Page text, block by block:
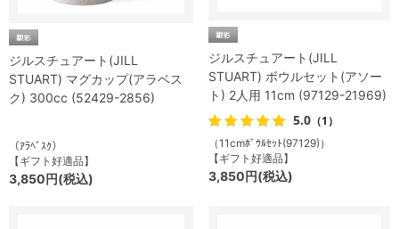
ジルスチュアート(JILL
STUART) マグカップ(アラベス
ク) 300cc (52429-2856)
（ｱﾗﾍﾞｽｸ）
【ギフト好適品】
3,850円(税込)
ジルスチュアート(JILL
STUART) ボウルセット(アソー
ト) 2人用 11cm (97129-21969)
5.0 （1）
（11cmﾎﾞｳﾙｾｯﾄ(97129)）
【ギフト好適品】
3,850円(税込)